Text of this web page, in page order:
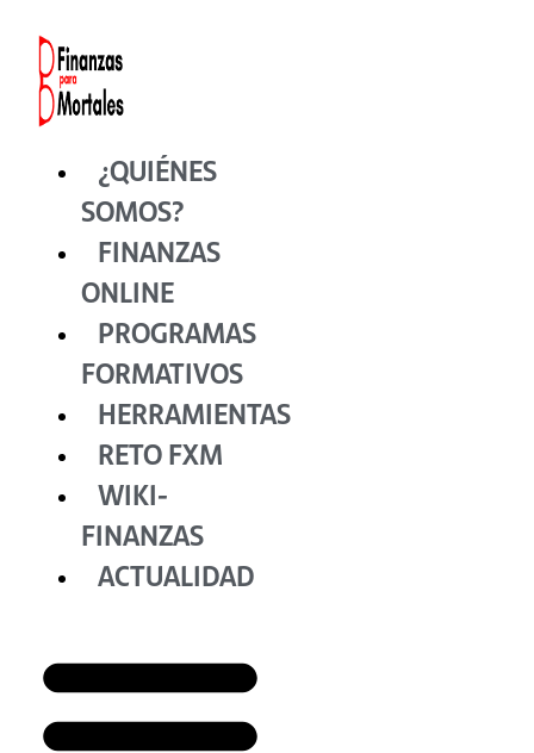
contenido
¿QUIÉNES
SOMOS?
FINANZAS
ONLINE
PROGRAMAS
FORMATIVOS
HERRAMIENTAS
RETO FXM
WIKI-
FINANZAS
ACTUALIDAD